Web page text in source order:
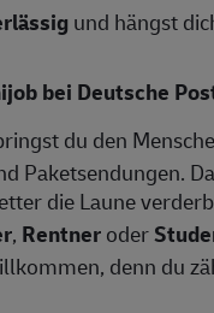
und hängst
bei Deutsche
du den
Paketsendungen.
die Laune
, Rentneroder
denn du